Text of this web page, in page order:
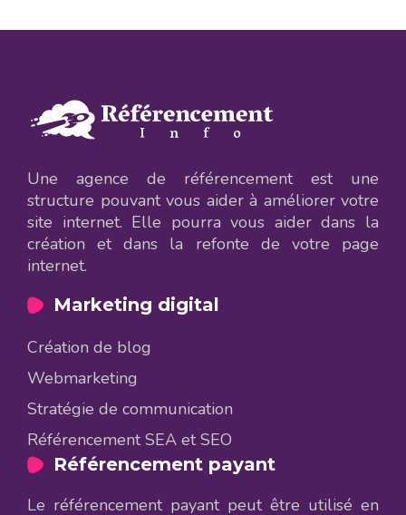
Une agence de référencement est une
structure pouvant vous aider à améliorer votre
site internet. Elle pourra vous aider dans la
création et dans la refonte de votre page
internet.
Marketing digital
Création de blog
Webmarketing
Stratégie de communication
Référencement SEA et SEO
Référencement payant
Le référencement payant peut être utilisé en